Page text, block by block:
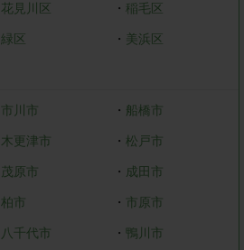
花見川区 ・稲毛区
緑区 ・ 美浜区
市川市 ・ 船橋市
木更津市 ・松戸市
茂原市 ・ 成田市
柏市 ・ 市原市
八千代市 ・ 鴨川市